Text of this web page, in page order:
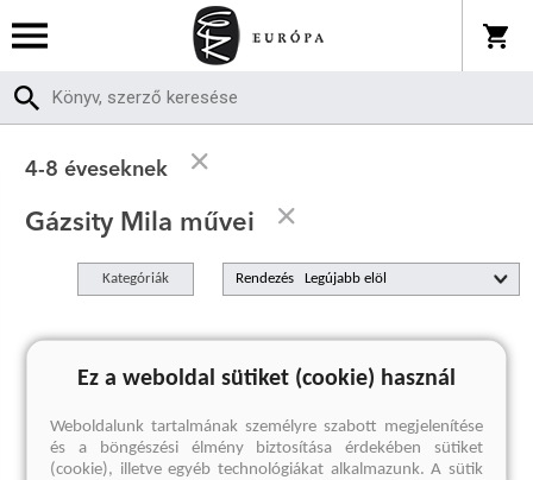
4-8 éveseknek
Gázsity Mila művei
Kategóriák Rendezés
A keresett kifejezésre nincs találat
Ez a weboldal sütiket (cookie) használ
Weboldalunk tartalmának személyre szabott megjelenítése
és a böngészési élmény biztosítása érdekében sütiket
(cookie), illetve egyéb technológiákat alkalmazunk. A sütik